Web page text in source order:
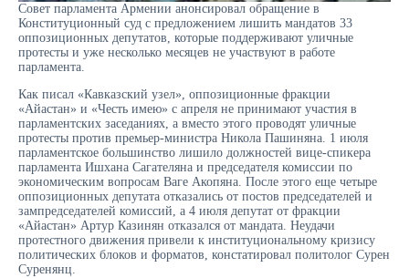
Совет парламента Армении анонсировал обращение в
Конституционный суд с предложением лишить мандатов 33
оппозиционных депутатов, которые поддерживают уличные
протесты и уже несколько месяцев не участвуют в работе
парламента.
Как писал «Кавказский узел», оппозиционные фракции
«Айастан» и «Честь имею» с апреля не принимают участия в
парламентских заседаниях, а вместо этого проводят уличные
протесты против премьер-министра Никола Пашиняна. 1 июля
парламентское большинство лишило должностей вице-спикера
парламента Ишхана Сагателяна и председателя комиссии по
экономическим вопросам Ваге Акопяна. После этого еще четыре
оппозиционных депутата отказались от постов председателей и
зампредседателей комиссий, а 4 июля депутат от фракции
«Айастан» Артур Казинян отказался от мандата. Неудачи
протестного движения привели к институциональному кризису
политических блоков и форматов, констатировал политолог Сурен
Суренянц.